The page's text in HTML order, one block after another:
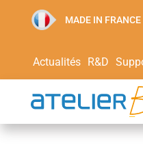
MADE IN FRANCE
Actualités R&D